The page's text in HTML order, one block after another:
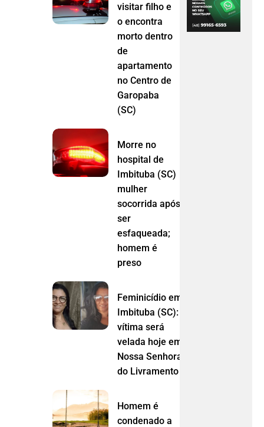
visitar filho e
o encontra
morto dentro
de
apartamento
no Centro de
Garopaba
(SC)
Morre no
hospital de
Imbituba (SC)
mulher
socorrida após
ser
esfaqueada;
homem é
preso
Feminicídio em
Imbituba (SC):
vítima será
velada hoje em
Nossa Senhora
do Livramento (MT)
Homem é
condenado a